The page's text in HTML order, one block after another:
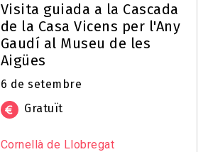
Visita guiada a la Cascada
de la Casa Vicens per l'Any
Gaudí al Museu de les
Aigües
6 de setembre
Gratuït
Cornellà de Llobregat